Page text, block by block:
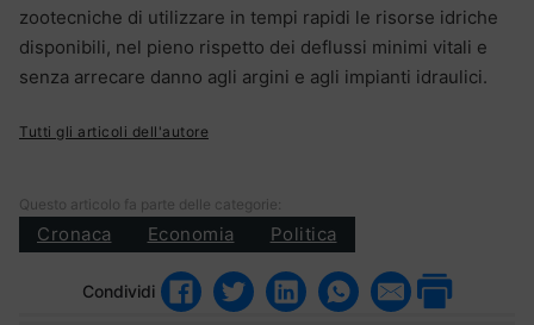
zootecniche di utilizzare in tempi rapidi le risorse idriche
disponibili, nel pieno rispetto dei deflussi minimi vitali e
senza arrecare danno agli argini e agli impianti idraulici.
Tutti gli articoli dell'autore
Questo articolo fa parte delle categorie:
Cronaca Economia Politica
Condividi